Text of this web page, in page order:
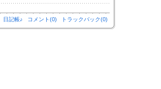
日記帳♪ コメント(0) トラックバック(0)